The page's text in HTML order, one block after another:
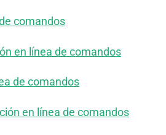
comandos
en línea de comandos
de comandos
en línea de comandos